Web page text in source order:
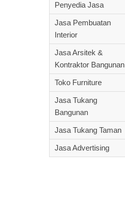
Penyedia Jasa
Jasa Pembuatan
Interior
Jasa Arsitek &
Kontraktor Bangunan
Toko Furniture
Jasa Tukang
Bangunan
Jasa Tukang Taman
Jasa Advertising